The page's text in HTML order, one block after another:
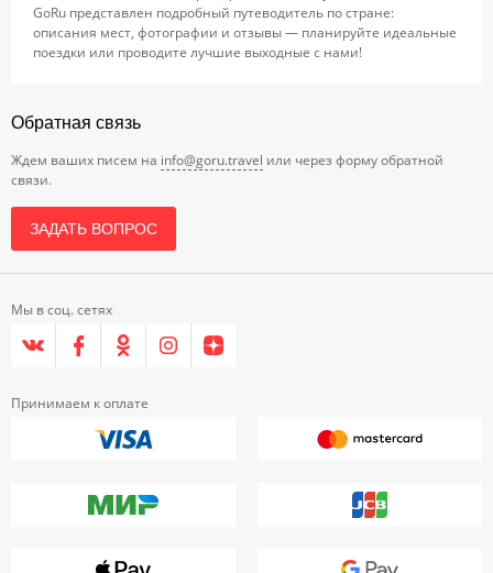
GoRu представлен подробный путеводитель по стране:
описания мест, фотографии и отзывы — планируйте идеальные
поездки или проводите лучшие выходные с нами!
Обратная связь
Ждем ваших писем на info@goru.travel или через форму обратной
связи.
ЗАДАТЬ ВОПРОС
Мы в соц. сетях
Принимаем к оплате